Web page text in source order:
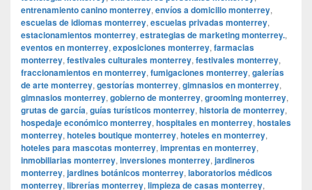
entrenamiento canino monterrey, envíos a domicilio monterrey,
escuelas de idiomas monterrey, escuelas privadas monterrey,
estacionamientos monterrey, estrategias de marketing monterrey.,
eventos en monterrey, exposiciones monterrey, farmacias
monterrey, festivales culturales monterrey, festivales monterrey,
fraccionamientos en monterrey, fumigaciones monterrey, galerías
de arte monterrey, gestorías monterrey, gimnasios en monterrey,
gimnasios monterrey, gobierno de monterrey, grooming monterrey,
grutas de garcía, guías turísticos monterrey, historia de monterrey,
hospedaje económico monterrey, hospitales en monterrey, hostales
monterrey, hoteles boutique monterrey, hoteles en monterrey,
hoteles para mascotas monterrey, imprentas en monterrey,
inmobiliarias monterrey, inversiones monterrey, jardineros
monterrey, jardines botánicos monterrey, laboratorios médicos
monterrey, librerías monterrey, limpieza de casas monterrey,